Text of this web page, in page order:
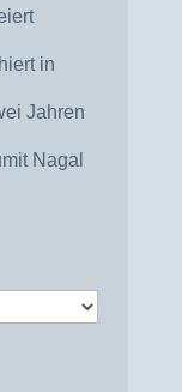
in
Jahren
Nagal